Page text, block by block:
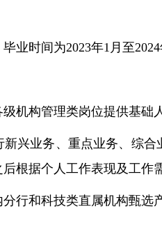
业时间为2023年1月至2024
级机构管理类岗位提供基
新兴业务、重点业务、综
根据个人工作表现及工作
分行和科技类直属机构甄